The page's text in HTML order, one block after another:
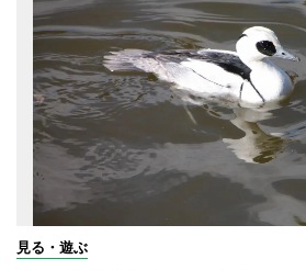
見る・遊ぶ